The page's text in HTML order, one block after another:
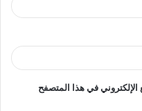
في هذا المتصفح